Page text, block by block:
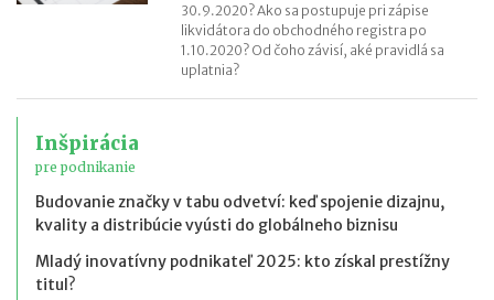
30.9.2020? Ako sa postupuje pri zápise
likvidátora do obchodného registra po
1.10.2020? Od čoho závisí, aké pravidlá sa
uplatnia?
Inšpirácia
pre podnikanie
Budovanie značky v tabu odvetví: keď spojenie dizajnu,
kvality a distribúcie vyústi do globálneho biznisu
Mladý inovatívny podnikateľ 2025: kto získal prestížny
titul?